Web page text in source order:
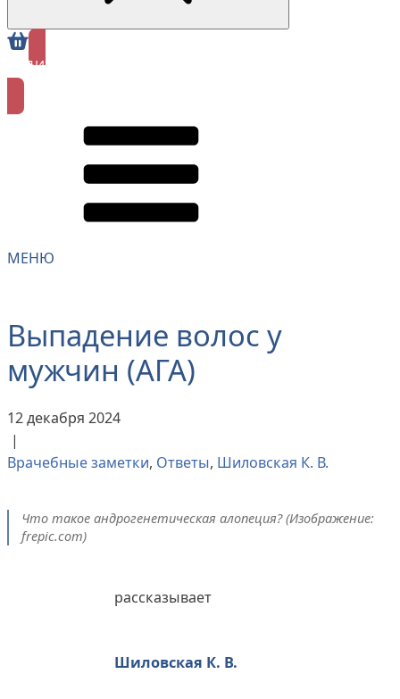
ЗАПИСАТЬСЯ
ОНЛАЙН
МЕНЮ
Выпадение волос у
мужчин (АГА)
12 декабря 2024
|
Врачебные заметки, Ответы, Шиловская К. В.
Что такое андрогенетическая алопеция? (Изображение:
frepic.com)
рассказывает
Шиловская К. В.